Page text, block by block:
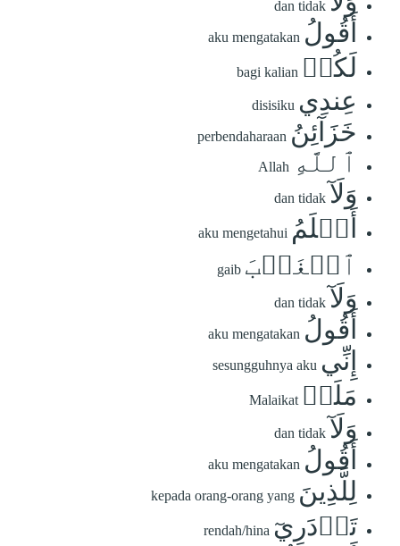
dan tidak
أَقُولُ aku mengatakan
لَكُمۡ bagi kalian
عِندِي disisiku
خَزَآئِنُ perbendaharaan
ٱللَّهِ Allah
وَلَآ dan tidak
أَعۡلَمُ aku mengetahui
ٱلۡغَيۡبَ gaib
وَلَآ dan tidak
أَقُولُ aku mengatakan
إِنِّي sesungguhnya aku
مَلَكٞ Malaikat
وَلَآ dan tidak
أَقُولُ aku mengatakan
لِلَّذِينَ kepada orang-orang yang
تَزۡدَرِيٓ rendah/hina